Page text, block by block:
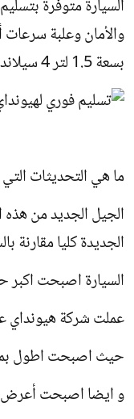
السيارة متوفرة
بسعة 1.5 لتر 4 سيلاندر بقوة 115 حصان.
ما هي التحديثات التي
الجيل الجديد من هذه
الجديدة كليا مقارنة
السيارة اصبحت اكبر
عملت شركة هيونداي
حيث اصبحت اطول بمقدار 95 ملم عن
و ايضا اصبحت أعرض